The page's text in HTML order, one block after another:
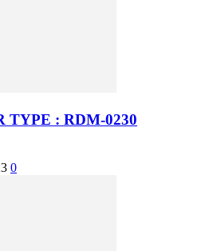
TYPE : RDM-0230
0